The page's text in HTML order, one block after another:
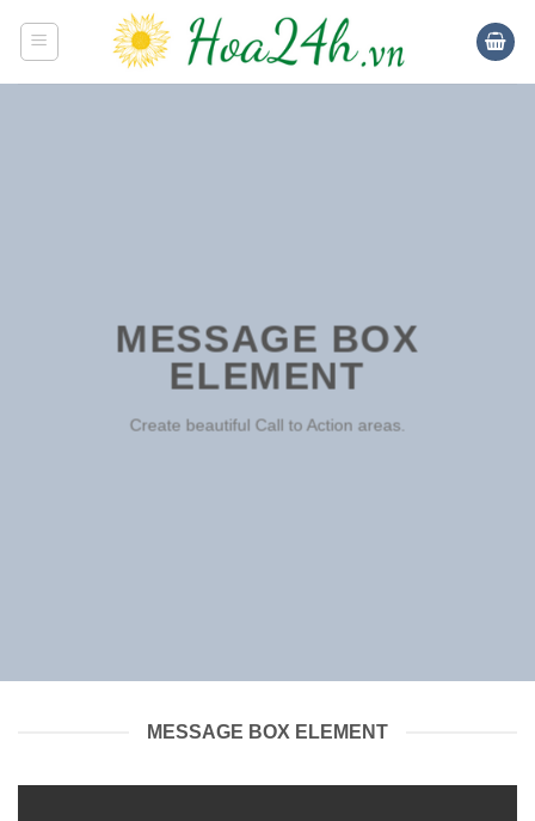
MESSAGE BOX
ELEMENT
Create beautiful Call to Action areas.
MESSAGE BOX ELEMENT